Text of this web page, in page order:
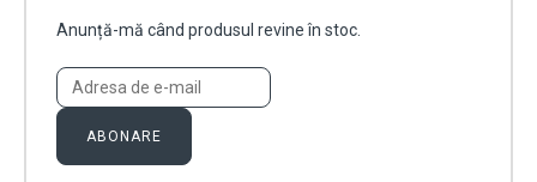
Anunță-mă când produsul revine în stoc.
ABONARE